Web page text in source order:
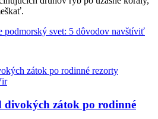
podmorský svet: 5 dôvodov navštíviť
divokých zátok po rodinné